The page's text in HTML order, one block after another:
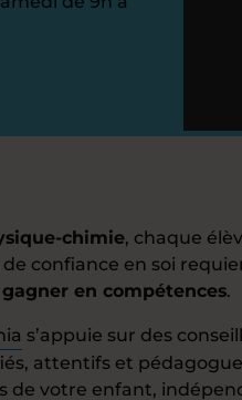
chimie, chaque
confiance en soi
gagner en compétences.
s’appuie sur des
attentifs et
de votre enfant,